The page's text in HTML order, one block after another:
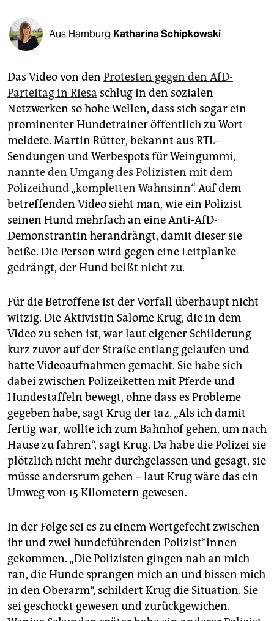
unterstützen
abo
epaper login
Aus Hamburg Katharina Schipkowski
Das Video von den Protesten gegen den AfD-
Parteitag in Riesa schlug in den sozialen
Netzwerken so hohe Wellen, dass sich sogar ein
prominenter Hundetrainer öffentlich zu Wort
meldete. Martin Rütter, bekannt aus RTL-
Sendungen und Werbespots für Weingummi,
nannte den Umgang des Polizisten mit dem
Polizeihund „kompletten Wahnsinn“. Auf dem
betreffenden Video sieht man, wie ein Polizist
seinen Hund mehrfach an eine Anti-AfD-
Demonstrantin herandrängt, damit dieser sie
beiße. Die Person wird gegen eine Leitplanke
gedrängt, der Hund beißt nicht zu.
Für die Betroffene ist der Vorfall überhaupt nicht
witzig. Die Aktivistin Salome Krug, die in dem
Video zu sehen ist, war laut eigener Schilderung
kurz zuvor auf der Straße entlang gelaufen und
hatte Videoaufnahmen gemacht. Sie habe sich
dabei zwischen Polizeiketten mit Pferde und
Hundestaffeln bewegt, ohne dass es Probleme
gegeben habe, sagt Krug der taz. „Als ich damit
fertig war, wollte ich zum Bahnhof gehen, um nach
Hause zu fahren“, sagt Krug. Da habe die Polizei sie
plötzlich nicht mehr durchgelassen und gesagt, sie
müsse andersrum gehen – laut Krug wäre das ein
Umweg von 15 Kilometern gewesen.
In der Folge sei es zu einem Wortgefecht zwischen
ihr und zwei hundeführenden Po­li­zis­t*in­nen
gekommen. „Die Polizisten gingen nah an mich
ran, die Hunde sprangen mich an und bissen mich
in den Oberarm“, schildert Krug die Situation. Sie
sei geschockt gewesen und zurückgewichen.